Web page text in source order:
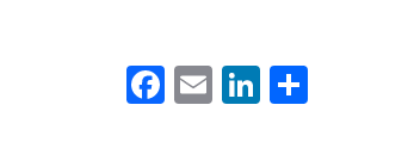
Facebook
EmailLinkedIn